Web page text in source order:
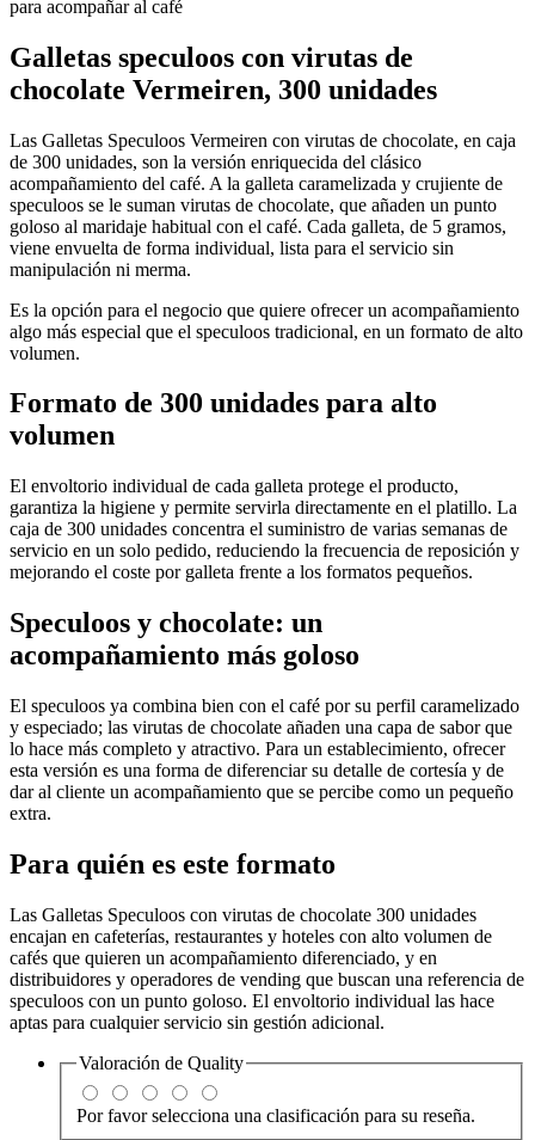
para acompañar al café
Galletas speculoos con virutas de
chocolate Vermeiren, 300 unidades
Las Galletas Speculoos Vermeiren con virutas de chocolate, en caja
de 300 unidades, son la versión enriquecida del clásico
acompañamiento del café. A la galleta caramelizada y crujiente de
speculoos se le suman virutas de chocolate, que añaden un punto
goloso al maridaje habitual con el café. Cada galleta, de 5 gramos,
viene envuelta de forma individual, lista para el servicio sin
manipulación ni merma.
Es la opción para el negocio que quiere ofrecer un acompañamiento
algo más especial que el speculoos tradicional, en un formato de alto
volumen.
Formato de 300 unidades para alto
volumen
El envoltorio individual de cada galleta protege el producto,
garantiza la higiene y permite servirla directamente en el platillo. La
caja de 300 unidades concentra el suministro de varias semanas de
servicio en un solo pedido, reduciendo la frecuencia de reposición y
mejorando el coste por galleta frente a los formatos pequeños.
Speculoos y chocolate: un
acompañamiento más goloso
El speculoos ya combina bien con el café por su perfil caramelizado
y especiado; las virutas de chocolate añaden una capa de sabor que
lo hace más completo y atractivo. Para un establecimiento, ofrecer
esta versión es una forma de diferenciar su detalle de cortesía y de
dar al cliente un acompañamiento que se percibe como un pequeño
extra.
Para quién es este formato
Las Galletas Speculoos con virutas de chocolate 300 unidades
encajan en cafeterías, restaurantes y hoteles con alto volumen de
cafés que quieren un acompañamiento diferenciado, y en
distribuidores y operadores de vending que buscan una referencia de
speculoos con un punto goloso. El envoltorio individual las hace
aptas para cualquier servicio sin gestión adicional.
Valoración de Quality
Por favor selecciona una clasificación para su reseña.